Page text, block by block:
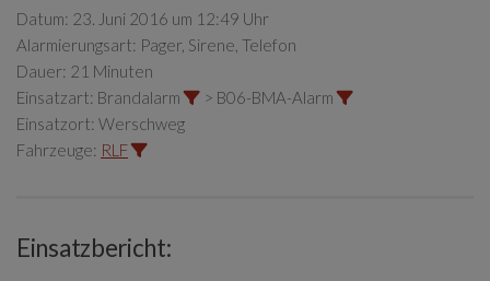
Datum: 23. Juni 2016 um 12:49 Uhr
Alarmierungsart: Pager, Sirene, Telefon
Dauer: 21 Minuten
Einsatzart: Brandalarm
> B06-BMA-Alarm
Einsatzort: Werschweg
Fahrzeuge: RLF
Einsatzbericht: